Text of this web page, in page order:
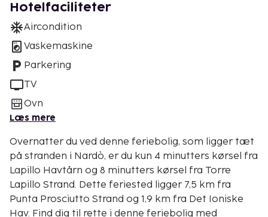
Hotelfaciliteter
Aircondition
Vaskemaskine
Parkering
TV
Ovn
Læs mere
Overnatter du ved denne feriebolig, som ligger tæt
på stranden i Nardò, er du kun 4 minutters kørsel fra
Lapillo Havtårn og 8 minutters kørsel fra Torre
Lapillo Strand. Dette feriested ligger 7,5 km fra
Punta Prosciutto Strand og 1,9 km fra Det Ioniske
Hav. Find dig til rette i denne feriebolig med